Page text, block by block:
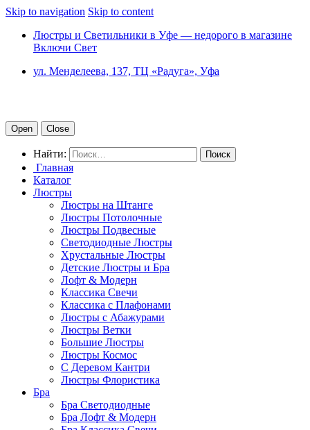
Skip to navigation Skip to content
Люстры и Светильники в Уфе — недорого в магазине
Включи Свет
ул. Менделеева, 137, ТЦ «Радуга», Уфа
Open Close
Найти:
Главная
Каталог
Люстры
Люстры на Штанге
Люстры Потолочные
Люстры Подвесные
Светодиодные Люстры
Хрустальные Люстры
Детские Люстры и Бра
Лофт & Модерн
Классика Свечи
Классика с Плафонами
Люстры с Абажурами
Люстры Ветки
Большие Люстры
Люстры Космос
С Деревом Кантри
Люстры Флористика
Бра
Бра Светодиодные
Бра Лофт & Модерн